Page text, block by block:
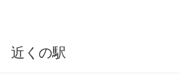
近くの駅